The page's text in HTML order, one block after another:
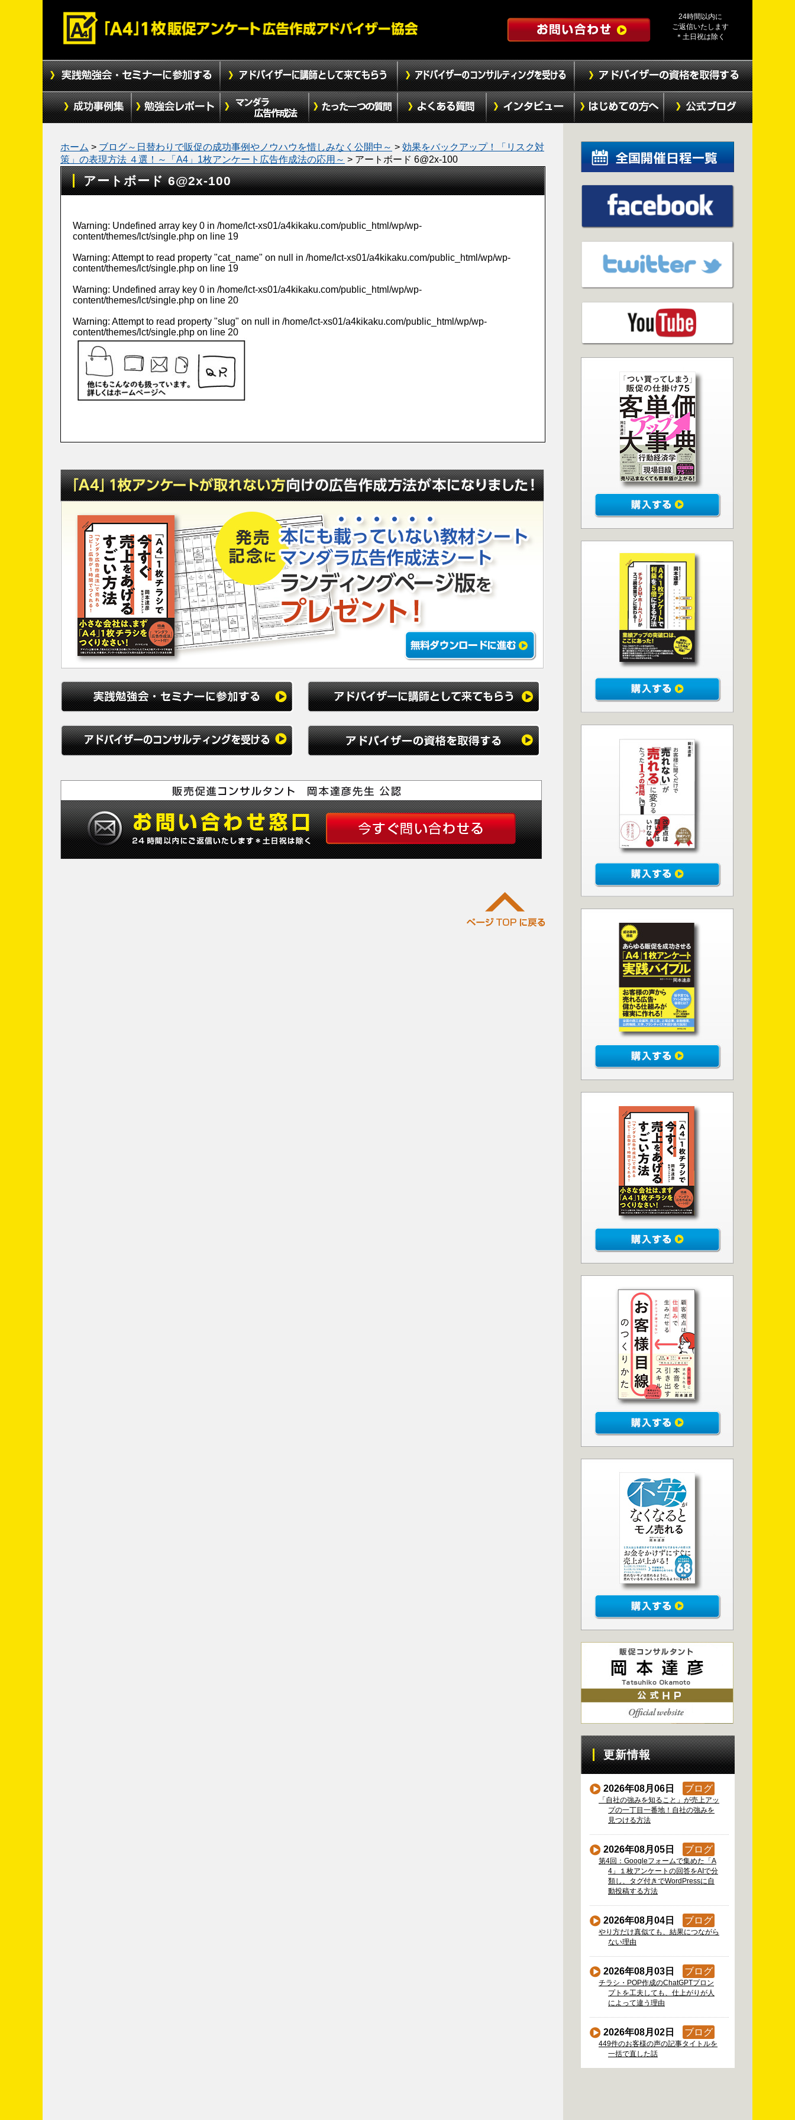
24時間以内に
ご返信いたします
＊土日祝は除く
ホーム > ブログ～日替わりで販促の成功事例やノウハウを惜しみなく公開中～ > 効果をバックアップ！「リスク対
策」の表現方法 ４選！～「A4」1枚アンケート広告作成法の応用～ > アートボード 6@2x-100
アートボード 6@2x-100
Warning: Undefined array key 0 in /home/lct-xs01/a4kikaku.com/public_html/wp/wp-
content/themes/lct/single.php on line 19
Warning: Attempt to read property "cat_name" on null in /home/lct-xs01/a4kikaku.com/public_html/wp/wp-
content/themes/lct/single.php on line 19
Warning: Undefined array key 0 in /home/lct-xs01/a4kikaku.com/public_html/wp/wp-
content/themes/lct/single.php on line 20
Warning: Attempt to read property "slug" on null in /home/lct-xs01/a4kikaku.com/public_html/wp/wp-
content/themes/lct/single.php on line 20
更新情報
2026年08月06日 ブログ
「自社の強みを知ること」が売上アッ
プの一丁目一番地！自社の強みを
見つける方法
2026年08月05日 ブログ
第4回：Googleフォームで集めた「A
4」１枚アンケートの回答をAIで分
類し、タグ付きでWordPressに自
動投稿する方法
2026年08月04日 ブログ
やり方だけ真似ても、結果につながら
ない理由
2026年08月03日 ブログ
チラシ・POP作成のChatGPTプロン
プトを工夫しても、仕上がりが人
によって違う理由
2026年08月02日 ブログ
449件のお客様の声の記事タイトルを
一括で直した話